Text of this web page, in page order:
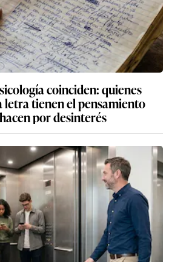
coinciden: quienes
letra tienen el pensamiento
por desinterés